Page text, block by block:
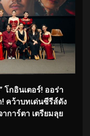
กอินเตอร์! ออร่า
คว้าบทเด่นซีรีส์ดัง
การ์ตา เตรียมลุย